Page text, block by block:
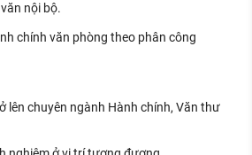
nội bộ.
chính văn phòng theo phân công
lên chuyên ngành Hành chính, Văn thư